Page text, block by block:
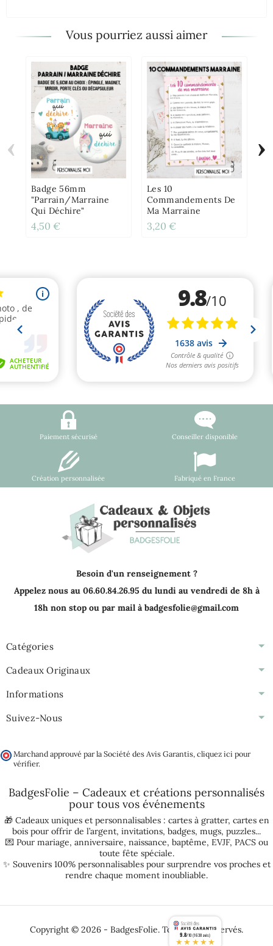
Vous pourriez aussi aimer
Badge 56mm
"Parrain/Marraine
Qui Déchire"
4,50 €
Les 10
Commandements De
Ma Marraine
3,20 €
‹ ›
Paiement sécurisé Conseiller disponible
Création personnalisée Fabriqué en France
Besoin d'un renseignement ?
Appelez nous au 06.60.84.26.95 du lundi au vendredi de 8h à
18h non stop ou par mail à badgesfolie@gmail.com
Catégories
Cadeaux Originaux
Informations
Suivez-Nous
Marchand approuvé par la Société des Avis Garantis, cliquez ici pour
vérifier.
BadgesFolie – Cadeaux et créations personnalisés
pour tous vos événements
🎁 Cadeaux uniques et personnalisables : cartes à gratter, cartes en
bois pour offrir de l’argent, invitations, badges, mugs, puzzles...
💌 Pour mariage, anniversaire, naissance, baptême, EVJF, PACSou
toute fête spéciale.
✨ Souvenirs 100% personnalisables pour surprendre vos proches et
rendre chaque moment inoubliable.
Copyright © 2026 - BadgesFolie. Tous droits réservés.
9.8/10 (1638 avis)
★★★★★